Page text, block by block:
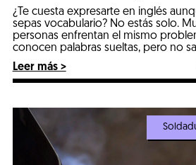
¿Te cuesta expresarte en inglés
sepas vocabulario? No estás solo.
personas enfrentan el mismo
conocen palabras sueltas, pero no
cómo usarlas al hablar. Por eso,
frases esenciales para mejorar inglés
estrategia efectiva para ganar fluidez
memorizar cientos de reglas
para […]
Leer más >